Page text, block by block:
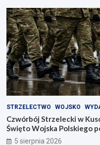
STRZELECTWO WOJSKO
Czwórbój Strzelecki w
Święto Wojska Polskiego
5 sierpnia 2026